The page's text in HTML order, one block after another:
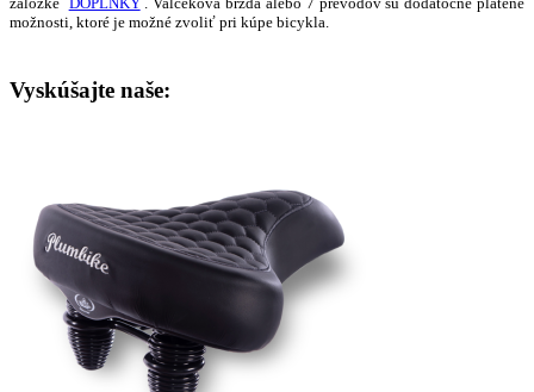
možnosti, ktoré je možné zvoliť pri kúpe bicykla.
Vyskúšajte naše: